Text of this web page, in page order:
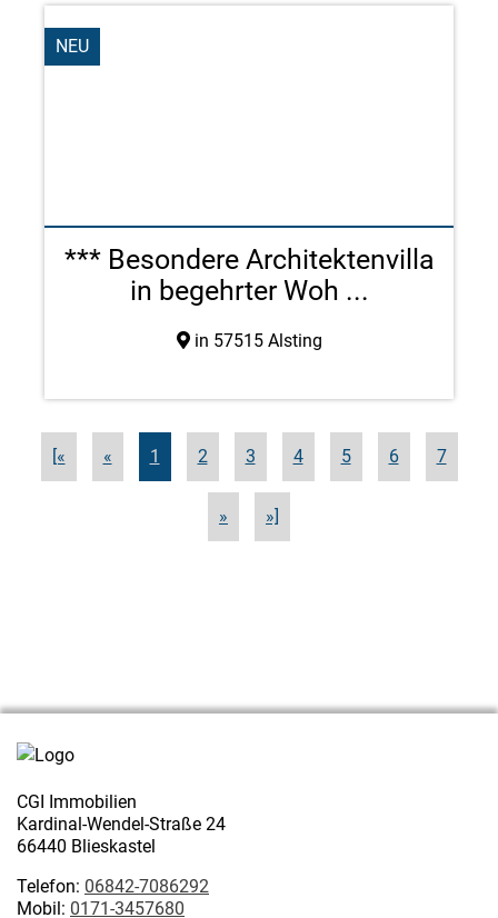
NEU
*** Besondere Architektenvilla
in begehrter Woh ...
in 57515 Alsting
[« « 1 2 3 4 5 6 7
» »]
CGI Immobilien
Kardinal-Wendel-Straße 24
66440 Blieskastel
Telefon: 06842-7086292
Mobil: 0171-3457680